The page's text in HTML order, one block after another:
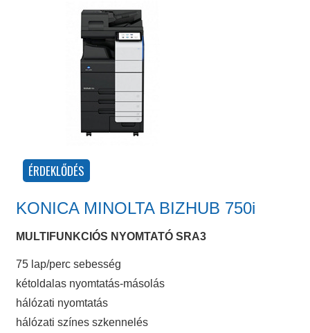
KONICA MINOLTA BIZHUB 750i
MULTIFUNKCIÓS NYOMTATÓ SRA3
75 lap/perc sebesség
kétoldalas nyomtatás-másolás
hálózati nyomtatás
hálózati színes szkennelés